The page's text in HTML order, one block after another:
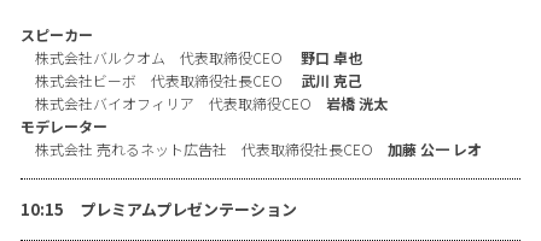
スピーカー
株式会社バルクオム 代表取締役CEO
野口 卓也
株式会社ビーボ 代表取締役社長CEO 武川 克己
株式会社バイオフィリア 代表取締役CEO 岩橋 洸太
モデレーター
株式会社 売れるネット広告社 代表取締役社長CEO 加藤 公一 レオ
10:15 プレミアムプレゼンテーション